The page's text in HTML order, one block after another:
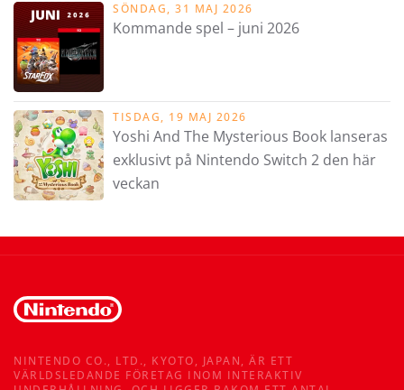
SÖNDAG, 31 MAJ 2026
Kommande spel – juni 2026
TISDAG, 19 MAJ 2026
Yoshi And The Mysterious Book lanseras
exklusivt på Nintendo Switch 2 den här
veckan
NINTENDO CO., LTD., KYOTO, JAPAN, ÄR ETT
VÄRLDSLEDANDE FÖRETAG INOM INTERAKTIV